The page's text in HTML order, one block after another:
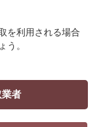
を利用される場合
。
者